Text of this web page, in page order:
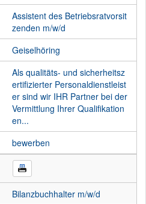
Assistent des Betriebsratvorsit
zenden m/w/d
Geiselhöring
Als qualitäts- und sicherheitsz
ertifizierter Personaldienstleist
er sind wir IHR Partner bei der
Vermittlung Ihrer Qualifikation
en...
bewerben
Bilanzbuchhalter m/w/d